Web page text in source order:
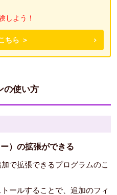
しよう！
ちら ＞
の使い方
）の拡張ができる
で拡張できるプログラムのこ
ールすることで、追加のフィ